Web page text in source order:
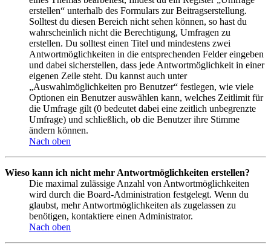
erstellen“ unterhalb des Formulars zur Beitragserstellung.
Solltest du diesen Bereich nicht sehen können, so hast du
wahrscheinlich nicht die Berechtigung, Umfragen zu
erstellen. Du solltest einen Titel und mindestens zwei
Antwortmöglichkeiten in die entsprechenden Felder eingeben
und dabei sicherstellen, dass jede Antwortmöglichkeit in einer
eigenen Zeile steht. Du kannst auch unter
„Auswahlmöglichkeiten pro Benutzer“ festlegen, wie viele
Optionen ein Benutzer auswählen kann, welches Zeitlimit für
die Umfrage gilt (0 bedeutet dabei eine zeitlich unbegrenzte
Umfrage) und schließlich, ob die Benutzer ihre Stimme
ändern können.
Nach oben
Wieso kann ich nicht mehr Antwortmöglichkeiten erstellen?
Die maximal zulässige Anzahl von Antwortmöglichkeiten
wird durch die Board-Administration festgelegt. Wenn du
glaubst, mehr Antwortmöglichkeiten als zugelassen zu
benötigen, kontaktiere einen Administrator.
Nach oben